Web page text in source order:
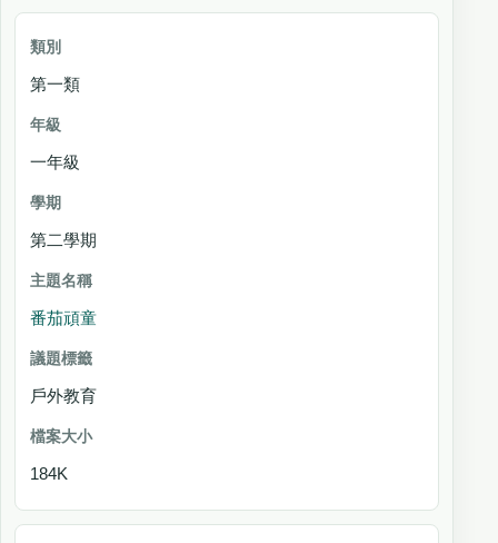
第一類
一年級
第二學期
番茄頑童
戶外教育
184K